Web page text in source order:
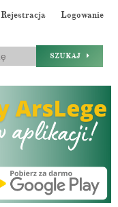
Rejestracja Logowanie
SZUKAJ